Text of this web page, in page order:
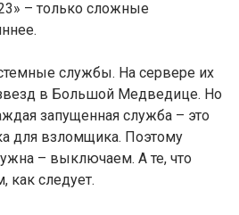
– только сложные
службы. На сервере их
в Большой Медведице. Но
запущенная служба – это
для взломщика. Поэтому
– выключаем. А те, что
как следует.